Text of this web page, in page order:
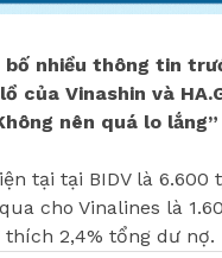
nhiều thông tin
của Vinashin và
nên quá lo lắng”
tại tại BIDV là 6.600
cho Vinalines là
thích 2,4% tổng dư nợ.